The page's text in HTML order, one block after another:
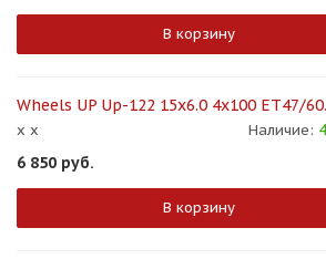
В корзину
Wheels UP Up-122 15x6.0 4x100 ET47/
x x Наличие:
6 850 руб.
В корзину